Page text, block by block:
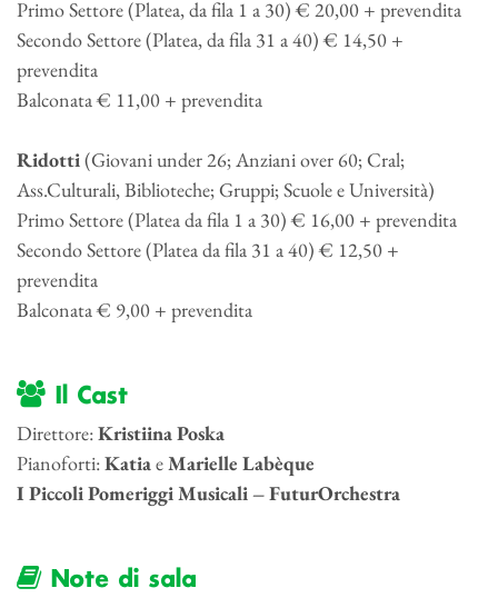
Primo Settore (Platea, da fila 1 a 30) € 20,00 + prevendita
Secondo Settore (Platea, da fila 31 a 40) € 14,50 +
prevendita
Balconata € 11,00 + prevendita
Ridotti(Giovani under 26; Anziani over 60; Cral;
Ass.Culturali, Biblioteche; Gruppi; Scuole e Università)
Primo Settore (Platea da fila 1 a 30) € 16,00 + prevendita
Secondo Settore (Platea da fila 31 a 40) € 12,50 +
prevendita
Balconata € 9,00 + prevendita
Il Cast
Direttore:Kristiina Poska
Pianoforti:KatiaeMarielle Labèque
I Piccoli Pomeriggi Musicali – FuturOrchestra
Note di sala